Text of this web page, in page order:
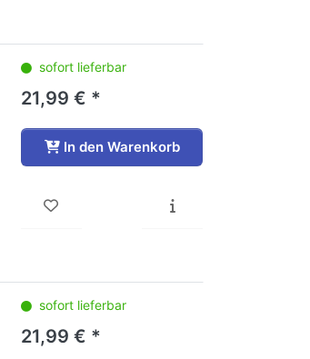
sofort lieferbar
21,99 € *
In den Warenkorb
sofort lieferbar
21,99 € *